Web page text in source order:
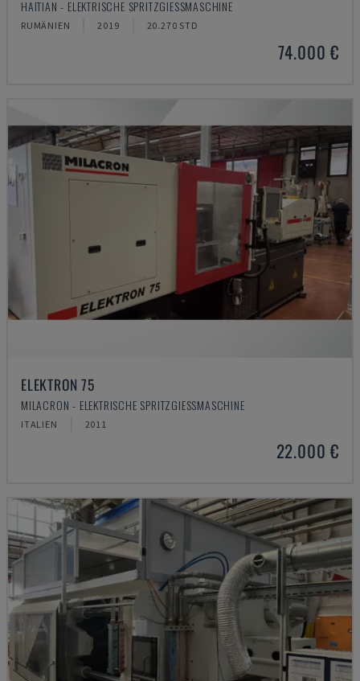
HAITIAN - ELEKTRISCHE SPRITZGIESSMASCHINE
RUMÄNIEN 2019 20.270 STD
74.000 €
ELEKTRON 75
MILACRON - ELEKTRISCHE SPRITZGIESSMASCHINE
ITALIEN 2011
22.000 €